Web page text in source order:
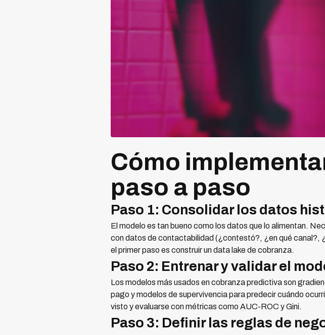
Cómo
paso a paso
Paso 1: Consolidar los datos
El modelo es tan bueno como los datos que lo alimentan.
con datos de contactabilidad (¿contestó?, ¿en qué canal?,
el primer paso es construir un data lake de cobranza.
Paso 2: Entrenar y validar el
Los modelos más usados en cobranza predictiva son
pago y modelos de supervivencia para predecir cuándo
visto y evaluarse con métricas como AUC-ROC y Gini.
Paso 3: Definir las reglas de